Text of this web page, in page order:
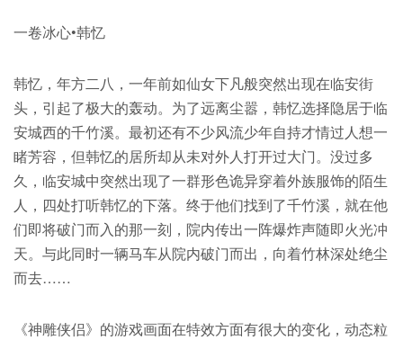
一卷冰心•韩忆
韩忆，年方二八，一年前如仙女下凡般突然出现在临安街
头，引起了极大的轰动。为了远离尘嚣，韩忆选择隐居于临
安城西的千竹溪。最初还有不少风流少年自持才情过人想一
睹芳容，但韩忆的居所却从未对外人打开过大门。没过多
久，临安城中突然出现了一群形色诡异穿着外族服饰的陌生
人，四处打听韩忆的下落。终于他们找到了千竹溪，就在他
们即将破门而入的那一刻，院内传出一阵爆炸声随即火光冲
天。与此同时一辆马车从院内破门而出，向着竹林深处绝尘
而去……
《神雕侠侣》的游戏画面在特效方面有很大的变化，动态粒